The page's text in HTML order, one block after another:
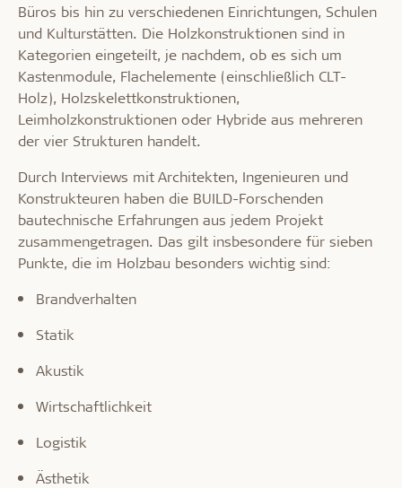
Büros bis hin zu verschiedenen Einrichtungen, Schulen
und Kulturstätten. Die Holzkonstruktionen sind in
Kategorien eingeteilt, je nachdem, ob es sich um
Kastenmodule, Flachelemente (einschließlich CLT-
Holz), Holzskelettkonstruktionen,
Leimholzkonstruktionen oder Hybride aus mehreren
der vier Strukturen handelt.
Durch Interviews mit Architekten, Ingenieuren und
Konstrukteuren haben die BUILD-Forschenden
bautechnische Erfahrungen aus jedem Projekt
zusammengetragen. Das gilt insbesondere für sieben
Punkte, die im Holzbau besonders wichtig sind:
Brandverhalten
Statik
Akustik
Wirtschaftlichkeit
Logistik
Ästhetik